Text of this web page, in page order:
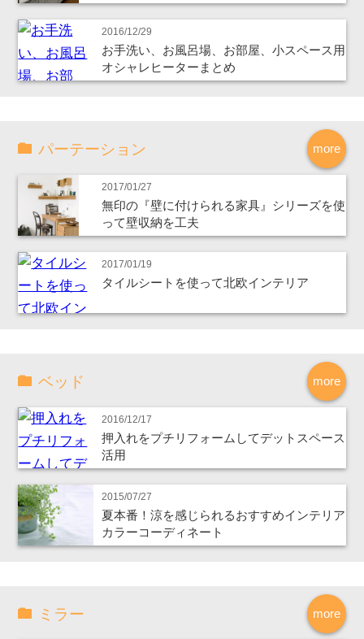
2016/12/29
お手洗い、お風呂場、お部屋、小スペース用
オシャレヒーターまとめ
more
パーテーション
2017/01/27
無印の『壁に付けられる家具』シリーズを使
って壁収納を工夫
2017/01/19
タイルシートを使って北欧インテリア
more
ベッド
2016/12/17
押入れをプチリフォームしてデットスペース
活用
2015/07/27
夏本番！涼を感じられるおすすめインテリア
カラーコーディネート
more
ミラー